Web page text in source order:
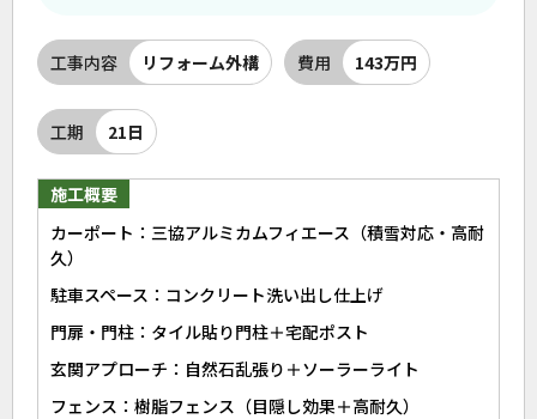
工事内容 リフォーム外構 費用 143万円
工期 21日
施工概要
カーポート：三協アルミカムフィエース（積雪対応・高耐
久）
駐車スペース：コンクリート洗い出し仕上げ
門扉・門柱：タイル貼り門柱＋宅配ポスト
玄関アプローチ：自然石乱張り＋ソーラーライト
フェンス：樹脂フェンス（目隠し効果＋高耐久）